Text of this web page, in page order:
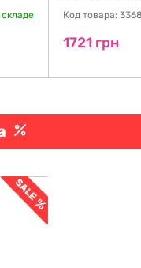
складе Код товара:
1721 грн